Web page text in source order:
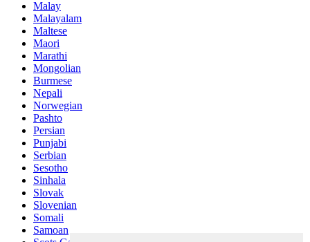
Malay
Malayalam
Maltese
Maori
Marathi
Mongolian
Burmese
Nepali
Norwegian
Pashto
Persian
Punjabi
Serbian
Sesotho
Sinhala
Slovak
Slovenian
Somali
Samoan